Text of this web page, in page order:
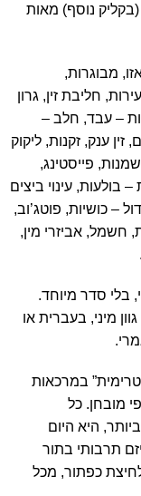
נוסף) מאות
מבוגרות,
חליבת זין, גרון
– עבד, חלב –
ענק, זקנות, ליקוק
פייסטינג,
בולעות, עינוי ביצים
– כושיות, פוטג’וב,
חשמל, אביזרי מין,
בלי סדר מיוחד.
מיני, בעברית או
במרכאות
מובחן. כל
היא היום
תרבותי בתור
כפתור, מכל